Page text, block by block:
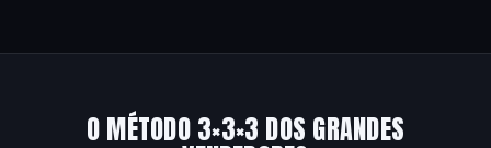
O MÉTODO 3×3×3 DOS GRANDES